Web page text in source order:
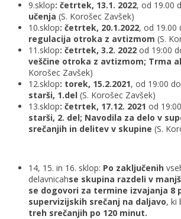
9.sklop: četrtek, 13.1. 2022, od 19.00
učenja (S. Korošec Zavšek)
10.sklop: četrtek, 20.1.2022, od 19.00
regulacija otroka z avtizmom (S.
11.sklop: četrtek, 3.2. 2022 od 19:00
veščine otroka z avtizmom; Trma
Korošec Zavšek)
12.sklop: torek, 15.2.2021, od 19:00
starši, 1.del (S. Korošec Zavšek)
13.sklop: četrtek, 17.12. 2021 od
starši, 2. del; Navodila za delo v
srečanjih in delitev v skupine (S.
14, 15. in 16. sklop: Po zaključenih
delavnicahse skupina razdeli v
se dogovori za termine izvajanja 8
supervizijskih srečanj na daljavo, ki
treh srečanjih po 120 minut.